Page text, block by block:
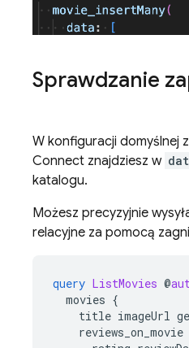
Sprawdzanie
W konfiguracji domyślnej
Connect znajdziesz w
katalogu.
Możesz precyzyjnie
relacyjne za pomocą
query ListMovies @
movies {
title imageUrl
reviews_on_movie